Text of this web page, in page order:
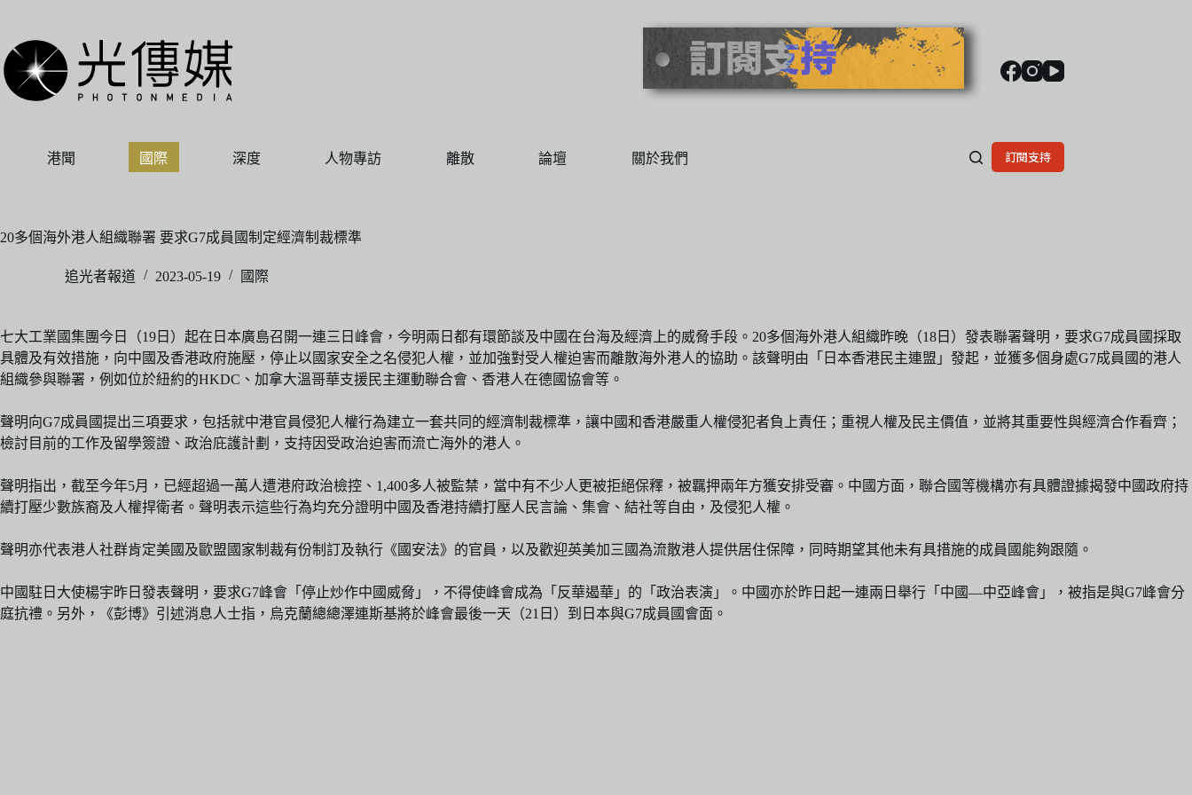
主
要
內
港聞 國際 深度 人物專訪 離散 論壇 關於我們 訂閱支持
20多個海外港人組織聯署 要求G7成員國制定經濟制裁標準
追光者報道 2023-05-19 國際
七大工業國集團今日（19日）起在日本廣島召開一連三日峰會，今明兩日都有環節談及中國在台海及經濟上的威脅手段。20多個海外港人組織昨晚（18日）發表聯署聲明，要求G7成員國採取
具體及有效措施，向中國及香港政府施壓，停止以國家安全之名侵犯人權，並加強對受人權迫害而離散海外港人的協助。該聲明由「日本香港民主連盟」發起，並獲多個身處G7成員國的港人
組織參與聯署，例如位於紐約的HKDC、加拿大溫哥華支援民主運動聯合會、香港人在德國協會等。
聲明向G7成員國提出三項要求，包括就中港官員侵犯人權行為建立一套共同的經濟制裁標準，讓中國和香港嚴重人權侵犯者負上責任；重視人權及民主價值，並將其重要性與經濟合作看齊；
檢討目前的工作及留學簽證、政治庇護計劃，支持因受政治迫害而流亡海外的港人。
聲明指出，截至今年5月，已經超過一萬人遭港府政治檢控、1,400多人被監禁，當中有不少人更被拒絕保釋，被羈押兩年方獲安排受審。中國方面，聯合國等機構亦有具體證據揭發中國政府持
續打壓少數族裔及人權捍衛者。聲明表示這些行為均充分證明中國及香港持續打壓人民言論、集會、結社等自由，及侵犯人權。
聲明亦代表港人社群肯定美國及歐盟國家制裁有份制訂及執行《國安法》的官員，以及歡迎英美加三國為流散港人提供居住保障，同時期望其他未有具措施的成員國能夠跟隨。
中國駐日大使楊宇昨日發表聲明，要求G7峰會「停止炒作中國威脅」，不得使峰會成為「反華遏華」的「政治表演」。中國亦於昨日起一連兩日舉行「中國—中亞峰會」，被指是與G7峰會分
庭抗禮。另外，《彭博》引述消息人士指，烏克蘭總總澤連斯基將於峰會最後一天（21日）到日本與G7成員國會面。